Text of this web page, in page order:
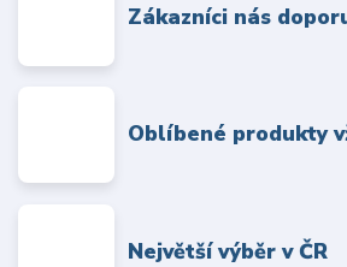
Zákazníci nás
Oblíbené produkty
Největší výběr v ČR